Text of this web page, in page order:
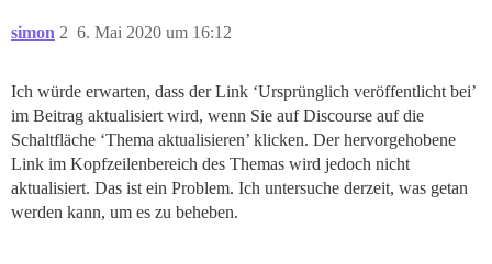
simon 6. Mai 2020 um 16:12
2
Ich würde erwarten, dass der Link ‘Ursprünglich veröffentlicht bei’
im Beitrag aktualisiert wird, wenn Sie auf Discourse auf die
Schaltfläche ‘Thema aktualisieren’ klicken. Der hervorgehobene
Link im Kopfzeilenbereich des Themas wird jedoch nicht
aktualisiert. Das ist ein Problem. Ich untersuche derzeit, was getan
werden kann, um es zu beheben.